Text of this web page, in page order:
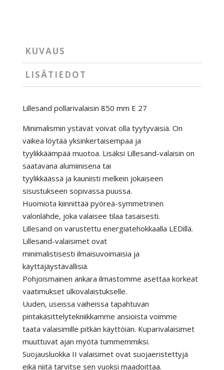
KUVAUS
LISÄTIEDOT
Lillesand pollarivalaisin 850 mm E 27
Minimalismin ystävät voivat olla tyytyväisiä. On
vaikea löytää yksinkertaisempaa ja
tyylikkäämpää muotoa. Lisäksi Lillesand-valaisin on
saatavana alumiinisena tai
tyylikkäässä ja kauniisti melkein jokaiseen
sisustukseen sopivassa puussa.
Huomiota kiinnittää pyöreä-symmetrinen
valonlähde, joka valaisee tilaa tasaisesti.
Lillesand on varustettu energiatehokkaalla LEDillä.
Lillesand-valaisimet ovat
minimalistisesti ilmaisuvoimaisia ja
käyttäjäystävällisiä.
Pohjoismainen ankara ilmastomme asettaa korkeat
vaatimukset ulkovalaistukselle.
Uuden, useissa vaiheissa tapahtuvan
pintakäsittelytekniikkamme ansioista voimme
taata valaisimille pitkän käyttöiän. Kuparivalaisimet
muuttuvat ajan myötä tummemmiksi.
Suojausluokka II valaisimet ovat suojaeristettyjä
eikä niitä tarvitse sen vuoksi maadoittaa.